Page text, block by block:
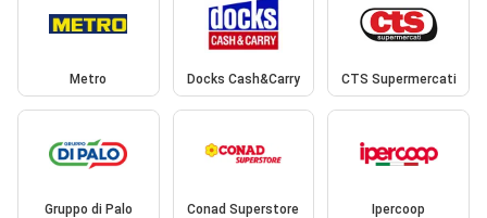
Metro Docks Cash&Carry CTS Supermercati
Gruppo di Palo Conad Superstore Ipercoop